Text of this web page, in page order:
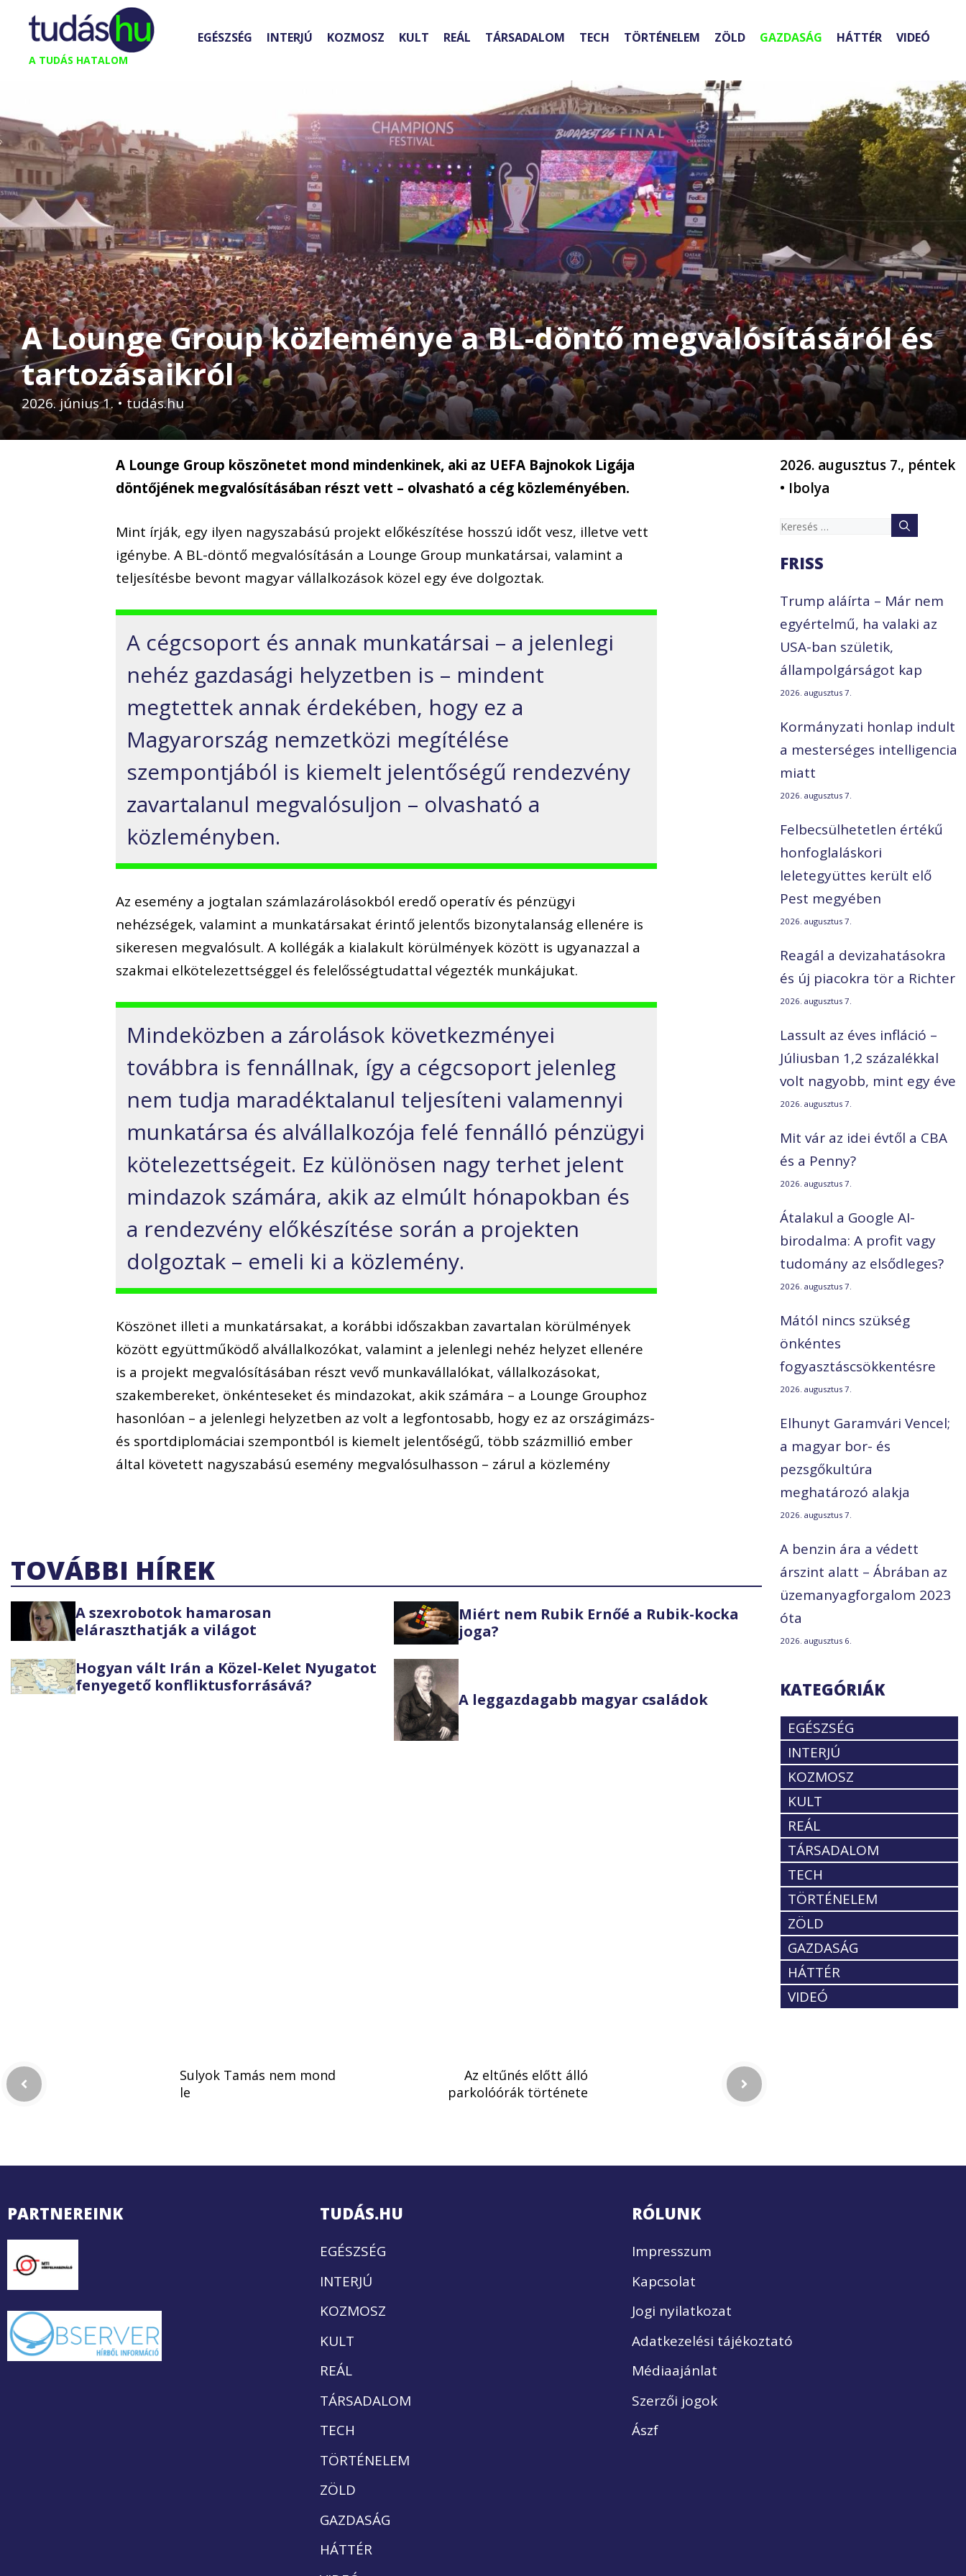
Kilépés
tartalomba
A TUDÁS HATALOM
EGÉSZSÉG INTERJÚ KOZMOSZ KULT REÁL TÁRSADALOM TECH TÖRTÉNELEM ZÖLD GAZDASÁG HÁTTÉR VIDEÓ
A Lounge Group közleménye a BL-döntő megvalósításáról és
tartozásaikról
2026. június 1.•tudás.hu
A Lounge Group köszönetet mond mindenkinek, aki az UEFA Bajnokok Ligája
döntőjének megvalósításában részt vett – olvasható a cég közleményében.
Mint írják, egy ilyen nagyszabású projekt előkészítése hosszú időt vesz, illetve vett
igénybe. A BL-döntő megvalósításán a Lounge Group munkatársai, valamint a
teljesítésbe bevont magyar vállalkozások közel egy éve dolgoztak.
A cégcsoport és annak munkatársai – a jelenlegi
nehéz gazdasági helyzetben is – mindent
megtettek annak érdekében, hogy ez a
Magyarország nemzetközi megítélése
szempontjából is kiemelt jelentőségű rendezvény
zavartalanul megvalósuljon – olvasható a
közleményben.
Az esemény a jogtalan számlazárolásokból eredő operatív és pénzügyi
nehézségek, valamint a munkatársakat érintő jelentős bizonytalanság ellenére is
sikeresen megvalósult. A kollégák a kialakult körülmények között is ugyanazzal a
szakmai elkötelezettséggel és felelősségtudattal végezték munkájukat.
Mindeközben a zárolások következményei
továbbra is fennállnak, így a cégcsoport jelenleg
nem tudja maradéktalanul teljesíteni valamennyi
munkatársa és alvállalkozója felé fennálló pénzügyi
kötelezettségeit. Ez különösen nagy terhet jelent
mindazok számára, akik az elmúlt hónapokban és
a rendezvény előkészítése során a projekten
dolgoztak – emeli ki a közlemény.
Köszönet illeti a munkatársakat, a korábbi időszakban zavartalan körülmények
között együttműködő alvállalkozókat, valamint a jelenlegi nehéz helyzet ellenére
is a projekt megvalósításában részt vevő munkavállalókat, vállalkozásokat,
szakembereket, önkénteseket és mindazokat, akik számára – a Lounge Grouphoz
hasonlóan – a jelenlegi helyzetben az volt a legfontosabb, hogy ez az országimázs-
és sportdiplomáciai szempontból is kiemelt jelentőségű, több százmillió ember
által követett nagyszabású esemény megvalósulhasson – zárul a közlemény
TOVÁBBI HÍREK
A szexrobotok hamarosan
eláraszthatják a világot
Miért nem Rubik Ernőé a Rubik-kocka
joga?
Hogyan vált Irán a Közel-Kelet Nyugatot
fenyegető konfliktusforrásává?
A leggazdagabb magyar családok
2026. augusztus 7., péntek
• Ibolya
Keresés:
FRISS
Trump aláírta – Már nem
egyértelmű, ha valaki az
USA-ban születik,
állampolgárságot kap
2026. augusztus 7.
Kormányzati honlap indult
a mesterséges intelligencia
miatt
2026. augusztus 7.
Felbecsülhetetlen értékű
honfoglaláskori
leletegyüttes került elő
Pest megyében
2026. augusztus 7.
Reagál a devizahatásokra
és új piacokra tör a Richter
2026. augusztus 7.
Lassult az éves infláció –
Júliusban 1,2 százalékkal
volt nagyobb, mint egy éve
2026. augusztus 7.
Mit vár az idei évtől a CBA
és a Penny?
2026. augusztus 7.
Átalakul a Google AI-
birodalma: A profit vagy
tudomány az elsődleges?
2026. augusztus 7.
Mától nincs szükség
önkéntes
fogyasztáscsökkentésre
2026. augusztus 7.
Elhunyt Garamvári Vencel;
a magyar bor- és
pezsgőkultúra
meghatározó alakja
2026. augusztus 7.
A benzin ára a védett
árszint alatt – Ábrában az
üzemanyagforgalom 2023
óta
2026. augusztus 6.
KATEGÓRIÁK
EGÉSZSÉG
INTERJÚ
KOZMOSZ
KULT
REÁL
TÁRSADALOM
TECH
TÖRTÉNELEM
ZÖLD
GAZDASÁG
HÁTTÉR
VIDEÓ
Sulyok Tamás nem mond
le
Az eltűnés előtt álló
parkolóórák története
PARTNEREINK TUDÁS.HU
EGÉSZSÉG
INTERJÚ
KOZMOSZ
KULT
REÁL
TÁRSADALOM
TECH
TÖRTÉNELEM
ZÖLD
GAZDASÁG
HÁTTÉR
RÓLUNK
Impresszum
Kapcsolat
Jogi nyilatkozat
Adatkezelési tájékoztató
Médiaajánlat
Szerzői jogok
Ászf